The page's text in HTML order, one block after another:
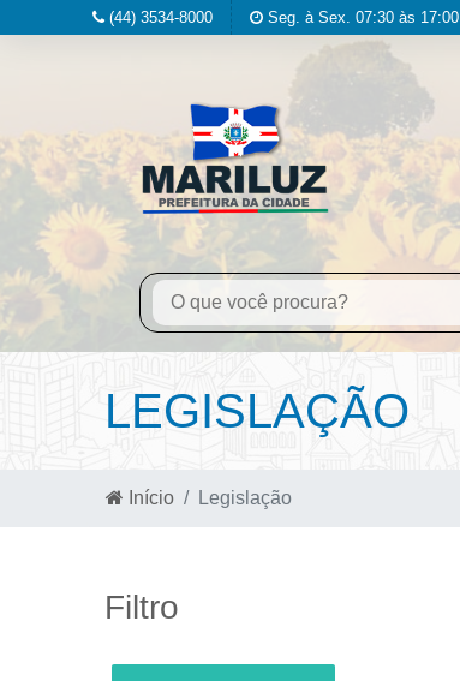
(44) 3534-8000 Seg. à Sex. 07:30 às 17:00
LEGISLAÇÃO
Início Legislação
Filtro